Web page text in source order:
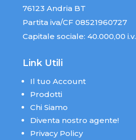
76123 Andria BT
Partita iva/CF 08521960727
Capitale sociale: 40.000,00 i.v.
Link Utili
Il tuo Account
Prodotti
Chi Siamo
Diventa nostro agente!
Privacy Policy